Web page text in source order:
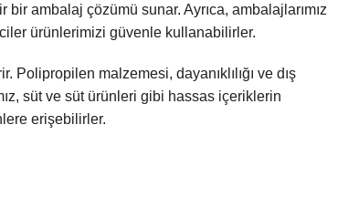
ambalaj çözümü sunar. Ayrıca, ambalajlarımız
ürünlerimizi güvenle kullanabilirler.
Polipropilen malzemesi, dayanıklılığı ve dış
süt ve süt ürünleri gibi hassas içeriklerin
erişebilirler.